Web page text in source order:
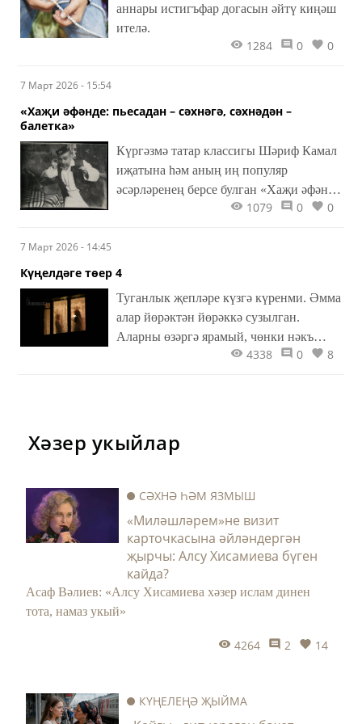
аннары истигъфар догасын әйтү киңәш
ителә.
1284 0 0
7 Март 2026 - 15:54
«Хаҗи әфәнде: пьесадан – сәхнәгә, сәхнәдән –
балетка»
Күргәзмә татар классигы Шәриф Камал
иҗатына һәм аның иң популяр
әсәрләренең берсе булган «Хаҗи әфәнде
өйләнә» комедиясенең бай сәхнә
1079 0 0
7 Март 2026 - 14:45
Күңелдәге төер 4
Туганлык җепләре күзгә күренми. Әмма
алар йөрәктән йөрәккә сузылган.
Аларны өзәргә ярамый, чөнки нәкъ
менә шул җепләр кайчак безне
4338 0 8
Хәзер укыйлар
СӘХНӘ ҺӘМ ЯЗМЫШ
«Миләшләрем»не визит
карточкасына әйләндергән
җырчы: Алсу Хисамиева бүген
кайда?
Асаф Вәлиев: «Алсу Хисамиева хәзер ислам динен
тота, намаз укый»
4264 2 14
КҮҢЕЛЕҢӘ ҖЫЙМА